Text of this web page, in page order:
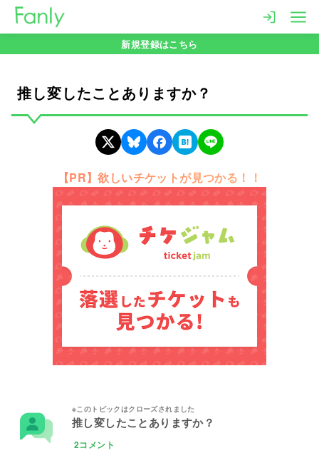
新規登録はこちら
推し変したことありますか？
【PR】欲しいチケットが見つかる！！
推し変したことありますか？
2コメント